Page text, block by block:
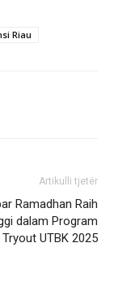
Riau
Artikulli tjetër
Ramadhan Raih
dalam Program
UTBK 2025